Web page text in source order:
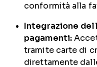
conformità alla
Integrazione
pagamenti:
tramite carte di
direttamente